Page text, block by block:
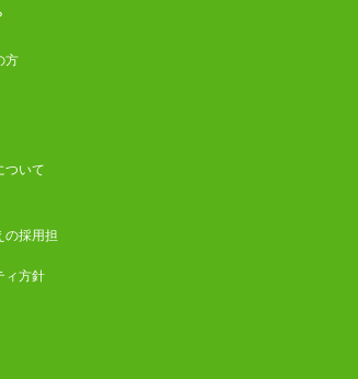
方
ついて
の採用担
ィ方針